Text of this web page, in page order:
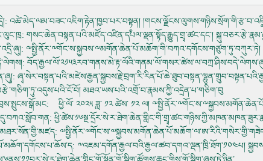
: འཚེ་མེད་ལམ་བཟང་འཇིག་རྟེན་ཁྱབ་པར་བསྟ༵ན།
: གསང་ཆེན་བསྟན་པའི་མཛོད་འཛིན་དཔལ་ལྡན་སྟོད་རྒྱུད་གྲྭ་ཚང་དང་།
:
:
:
མཐའ་ཡས་པའི་འགྲོ་བ་རྣམས་ཀྱི་འདྲེན་པ་གཅིག་བུ
: ཕྱི་ལོ་ ༢༠༢༥ ཟླ་ ༡༢ ཚེས་ ༡༢ ལ།
:
:
: ༸འཇམ་དགོན་རྒྱལ་བའི་རྒྱལ་ཚབ་དགའ་ལྡན་ཁྲི་ཐོག་༡༠༤པ།